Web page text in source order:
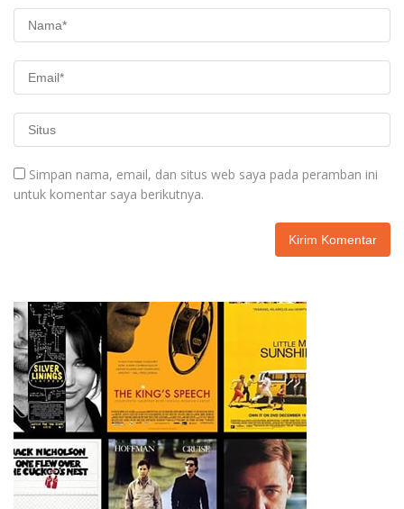
Simpan nama, email, dan situs web saya pada peramban ini
untuk komentar saya berikutnya.